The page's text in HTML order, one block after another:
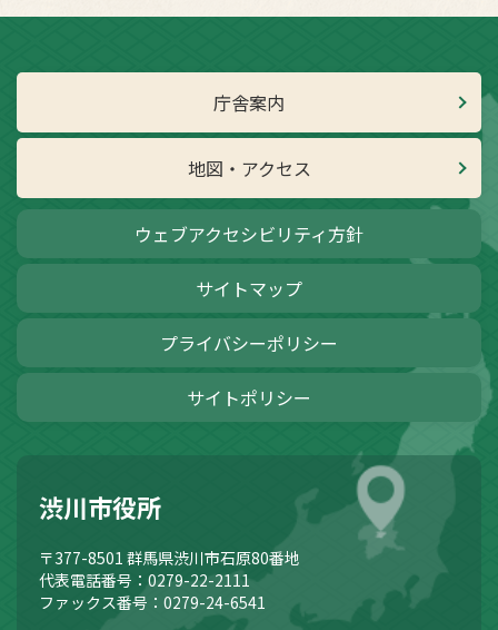
庁舎案内
地図・アクセス
ウェブアクセシビリティ方針
サイトマップ
プライバシーポリシー
サイトポリシー
渋川市役所
〒377-8501 群馬県渋川市石原80番地
代表電話番号：0279-22-2111
ファックス番号：0279-24-6541